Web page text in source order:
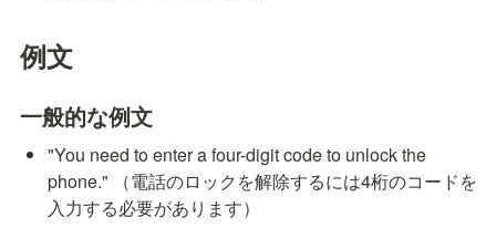
例文
一般的な例文
"You need to enter a four-digit code to unlock the
phone." （電話のロックを解除するには4桁のコードを
入力する必要があります）